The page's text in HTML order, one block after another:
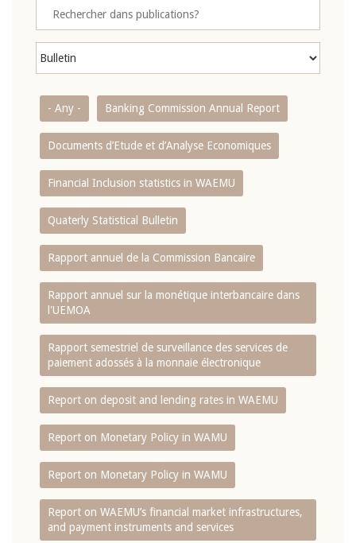
- Any - Banking Commission Annual Report
Documents d’Etude et d’Analyse Economiques
Financial Inclusion statistics in WAEMU
Quaterly Statistical Bulletin
Rapport annuel de la Commission Bancaire
Rapport annuel sur la monétique interbancaire dans
l'UEMOA
Rapport semestriel de surveillance des services de
paiement adossés à la monnaie électronique
Report on deposit and lending rates in WAEMU
Report on Monetary Policy in WAMU
Report on Monetary Policy in WAMU
Report on WAEMU’s financial market infrastructures,
and payment instruments and services